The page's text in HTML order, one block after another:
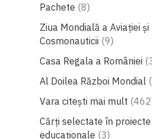
Pachete 8produse
Ziua Mondială a Aviației și
Cosmonauticii 9produse
Casa Regala a României
Al Doilea Război Mondial
Vara citești mai mult 462
Cărţi selectate în proiecte
educaţionale 3produse